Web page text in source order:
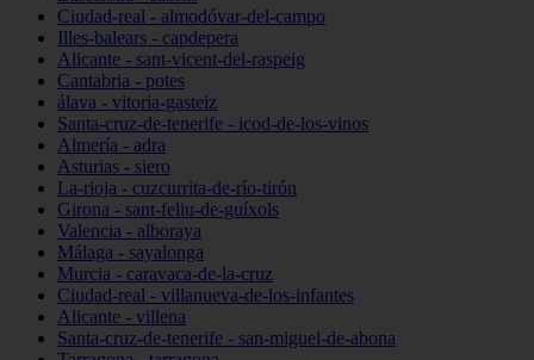
Ciudad-real - almodóvar-del-campo
Illes-balears - capdepera
Alicante - sant-vicent-del-raspeig
Cantabria - potes
álava - vitoria-gasteiz
Santa-cruz-de-tenerife - icod-de-los-vinos
Almería - adra
Asturias - siero
La-rioja - cuzcurrita-de-río-tirón
Girona - sant-feliu-de-guíxols
Valencia - alboraya
Málaga - sayalonga
Murcia - caravaca-de-la-cruz
Ciudad-real - villanueva-de-los-infantes
Alicante - villena
Santa-cruz-de-tenerife - san-miguel-de-abona